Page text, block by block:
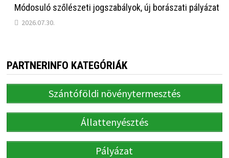
Módosuló szőlészeti jogszabályok, új borászati pályázat
2026.07.30.
PARTNERINFO KATEGÓRIÁK
Szántóföldi növénytermesztés
Állattenyésztés
Pályázat